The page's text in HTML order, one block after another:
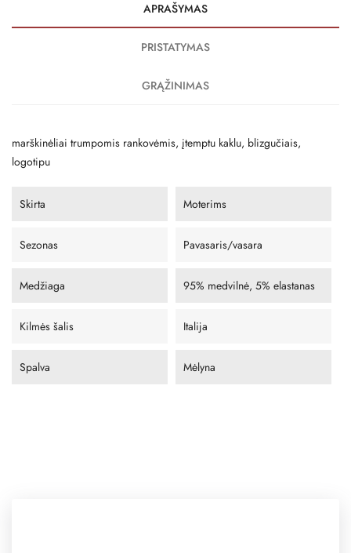
APRAŠYMAS
PRISTATYMAS
GRĄŽINIMAS
marškinėliai trumpomis rankovėmis, įtemptu kaklu, blizgučiais,
logotipu
Skirta Moterims
Sezonas Pavasaris/vasara
Medžiaga 95% medvilnė, 5% elastanas
Kilmės šalis Italija
Spalva Mėlyna